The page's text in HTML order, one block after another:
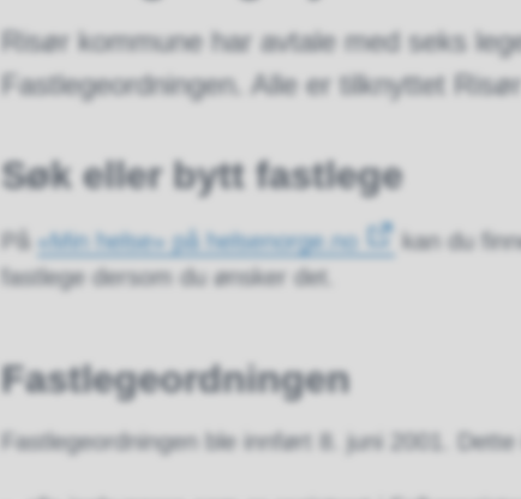
Risør kommune har avtale med seks
Fastlegeordningen. Alle er tilknyttet
Søk eller bytt fastlege
På «Min helse» på helsenorge.no
kan du
fastlege dersom du ønsker det.
Fastlegeordningen
Fastlegeordningen ble innført 8. juni 2001.